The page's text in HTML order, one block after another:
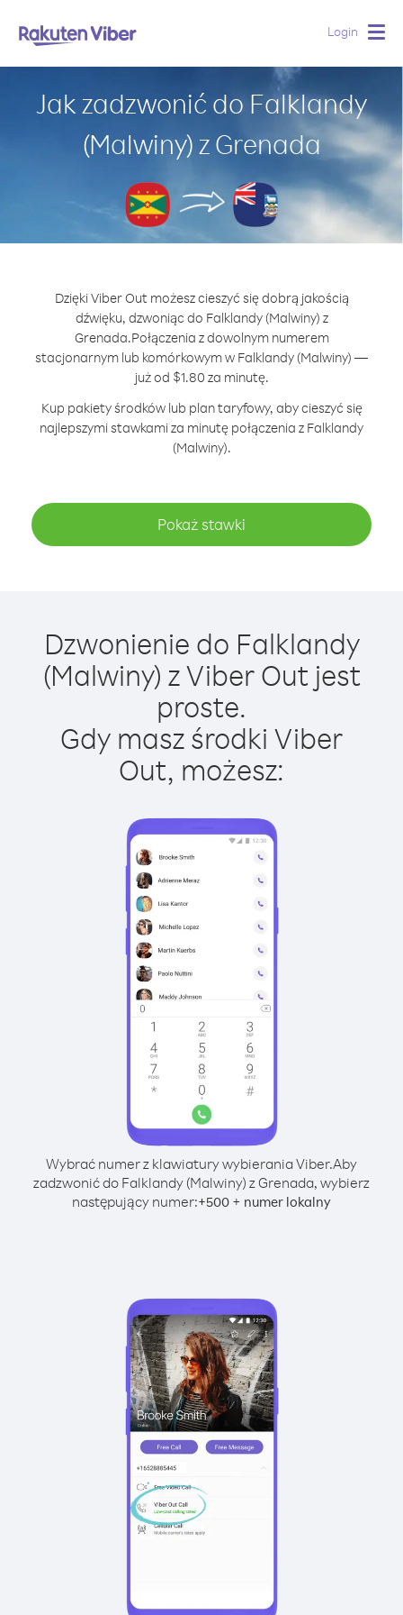
Login
Jak zadzwonić do Falklandy
(Malwiny) z Grenada
Dzięki Viber Out możesz cieszyć się dobrą jakością
dźwięku, dzwoniąc do Falklandy (Malwiny) z
Grenada.Połączenia z dowolnym numerem
stacjonarnym lub komórkowym w Falklandy (Malwiny) —
już od $1.80 za minutę.
Kup pakiety środków lub plan taryfowy, aby cieszyć się
najlepszymi stawkami za minutę połączenia z Falklandy
(Malwiny).
Pokaż stawki
Dzwonienie do Falklandy
(Malwiny) z Viber Out jest
proste.
Gdy masz środki Viber
Out, możesz:
Wybrać numer z klawiatury wybierania Viber.Aby
zadzwonić do Falklandy (Malwiny) z Grenada, wybierz
następujący numer:+500 + numer lokalny